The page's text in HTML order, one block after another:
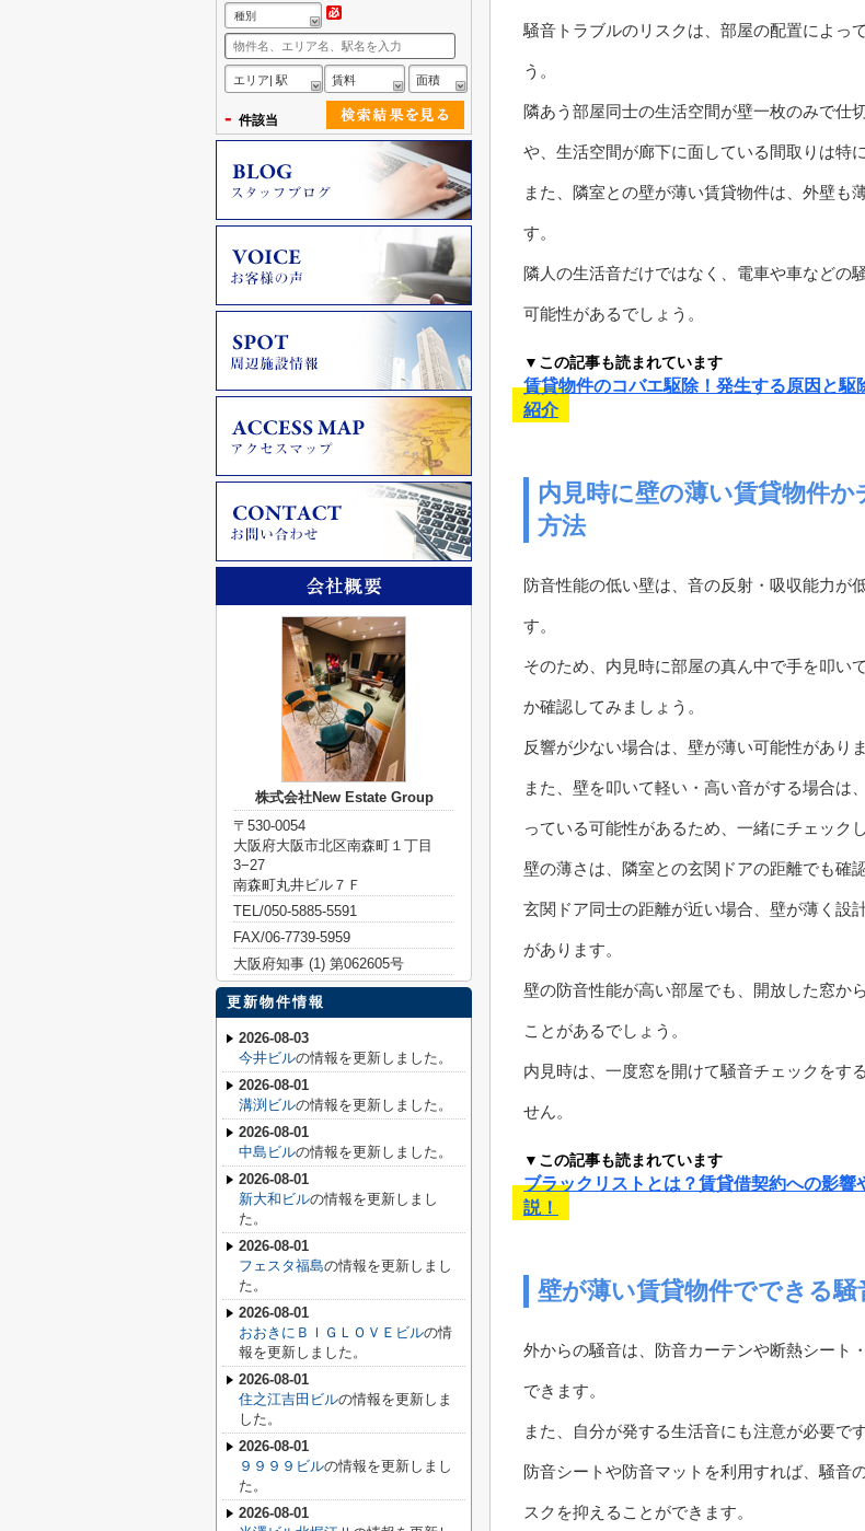
騒音トラブルのリスクは、部屋の配置によっ
う。
隣あう部屋同士の生活空間が壁一枚のみで仕
や、生活空間が廊下に面している間取りは特
また、隣室との壁が薄い賃貸物件は、外壁も
す。
隣人の生活音だけではなく、電車や車などの
可能性があるでしょう。
▼この記事も読まれています
賃貸物件のコバエ駆除！発生する原因と駆
紹介
内見時に壁の薄い賃貸物件か
方法
防音性能の低い壁は、音の反射・吸収能力が
す。
そのため、内見時に部屋の真ん中で手を叩い
か確認してみましょう。
反響が少ない場合は、壁が薄い可能性がありま
また、壁を叩いて軽い・高い音がする場合は
っている可能性があるため、一緒にチェック
壁の薄さは、隣室との玄関ドアの距離でも確
玄関ドア同士の距離が近い場合、壁が薄く設
があります。
壁の防音性能が高い部屋でも、開放した窓か
ことがあるでしょう。
内見時は、一度窓を開けて騒音チェックをす
せん。
▼この記事も読まれています
ブラックリストとは？賃貸借契約への影響
説！
壁が薄い賃貸物件でできる騒
外からの騒音は、防音カーテンや断熱シート
できます。
また、自分が発する生活音にも注意が必要です
防音シートや防音マットを利用すれば、騒音
スクを抑えることができます。
種別
エリア| 駅 賃料 面積
- 件該当
株式会社New Estate Group
〒530-0054
大阪府大阪市北区南森町１丁目
3−27
南森町丸井ビル７Ｆ
TEL/050-5885-5591
FAX/06-7739-5959
大阪府知事 (1) 第062605号
更新物件情報
2026-08-03
今井ビルの情報を更新しました。
2026-08-01
溝渕ビルの情報を更新しました。
2026-08-01
中島ビルの情報を更新しました。
2026-08-01
新大和ビルの情報を更新しまし
た。
2026-08-01
フェスタ福島の情報を更新しまし
た。
2026-08-01
おおきにＢＩＧＬＯＶＥビルの情
報を更新しました。
2026-08-01
住之江吉田ビルの情報を更新しま
した。
2026-08-01
９９９９ビルの情報を更新しまし
た。
2026-08-01